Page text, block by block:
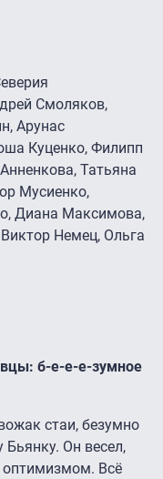
Смоляков,
Арунас
Куценко, Филипп
Татьяна
Мусиенко,
Диана Максимова,
Немец, Ольга
б-е-е-е-зумное
стаи, безумно
Он весел,
оптимизмом. Всё